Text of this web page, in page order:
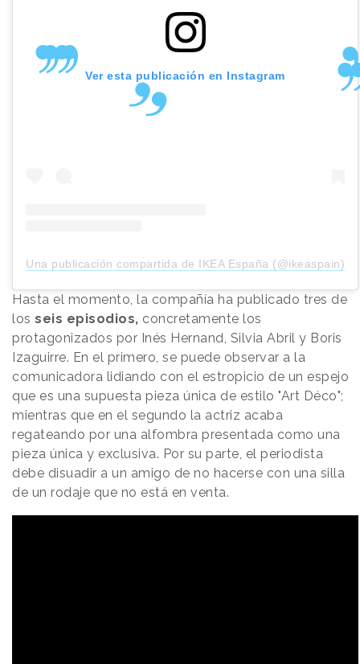
Ver esta publicación en Instagram
Una publicación compartida de IKEA España (@ikeaspain)
Hasta el momento, la compañía ha publicado tres de
los seis episodios, concretamente los
protagonizados por Inés Hernand, Silvia Abril y Boris
Izaguirre. En el primero, se puede observar a la
comunicadora lidiando con el estropicio de un espejo
que es una supuesta pieza única de estilo "Art Déco";
mientras que en el segundo la actriz acaba
regateando por una alfombra presentada como una
pieza única y exclusiva. Por su parte, el periodista
debe disuadir a un amigo de no hacerse con una silla
de un rodaje que no está en venta.